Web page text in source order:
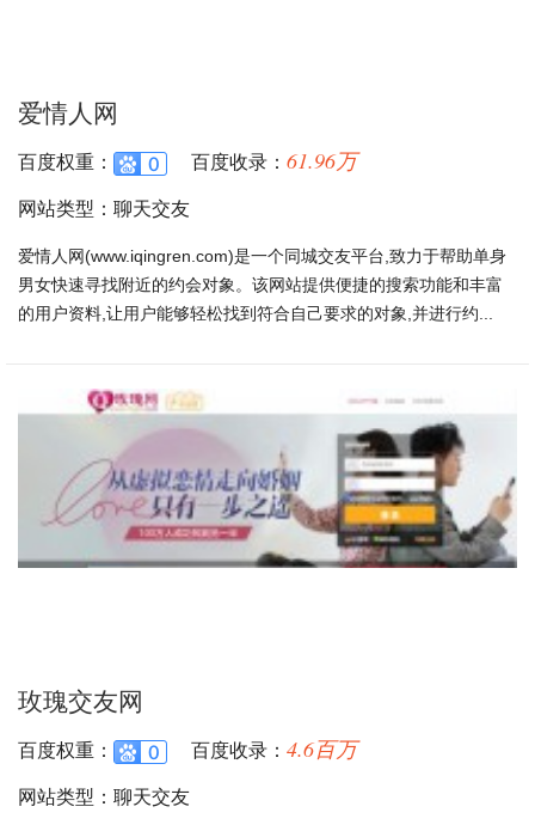
爱情人网
百度权重： 百度收录： 61.96万
网站类型：聊天交友
爱情人网(www.iqingren.com)是一个同城交友平台,致力于帮助单身
男女快速寻找附近的约会对象。该网站提供便捷的搜索功能和丰富
的用户资料,让用户能够轻松找到符合自己要求的对象,并进行约...
玫瑰交友网
百度权重： 百度收录： 4.6百万
网站类型：聊天交友